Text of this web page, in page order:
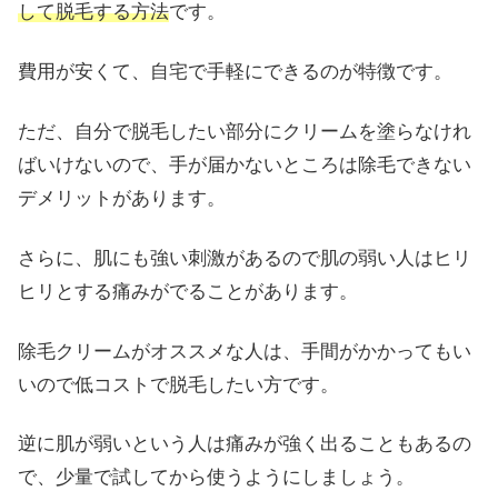
して脱毛する方法です。
費用が安くて、自宅で手軽にできるのが特徴です。
ただ、自分で脱毛したい部分にクリームを塗らなけれ
ばいけないので、手が届かないところは除毛できない
デメリットがあります。
さらに、肌にも強い刺激があるので肌の弱い人はヒリ
ヒリとする痛みがでることがあります。
除毛クリームがオススメな人は、手間がかかってもい
いので低コストで脱毛したい方です。
逆に肌が弱いという人は痛みが強く出ることもあるの
で、少量で試してから使うようにしましょう。